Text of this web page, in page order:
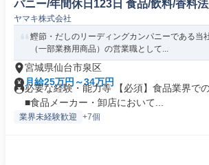
パニー/年間休日123日 食品/飲料/香料
ヤマキ株式会社
鰹節・だしのリーディングカンパニーである当
（一部業務用商品）の営業職として...
宮城県仙台市泉区
月給25万円～34万円
必要な経験・能力等 【必須】食品業界で
■食品メーカー・卸店において...
業界未経験歓迎 +7個